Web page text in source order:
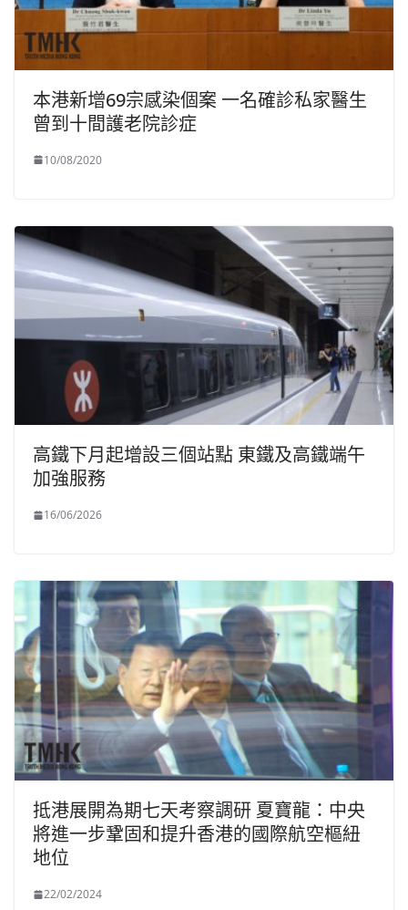
本港新增69宗感染個案 一名確診私家醫生
曾到十間護老院診症
10/08/2020
高鐵下月起增設三個站點 東鐵及高鐵端午
加強服務
16/06/2026
抵港展開為期七天考察調研 夏寶龍：中央
將進一步鞏固和提升香港的國際航空樞紐
地位
22/02/2024